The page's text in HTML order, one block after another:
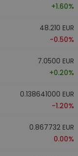
+1.60%
48.210 EUR
-0.50%
7.0500 EUR
+0.20%
0.138641000 EUR
-1.20%
0.867732 EUR
0.00%